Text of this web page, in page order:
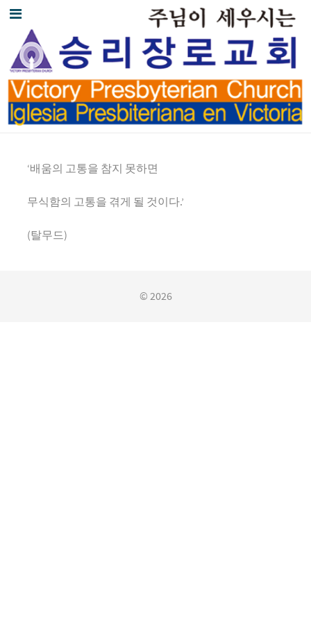
‘배움의 고통을 참지 못하면
무식함의 고통을 겪게 될 것이다.’
(탈무드)
© 2026